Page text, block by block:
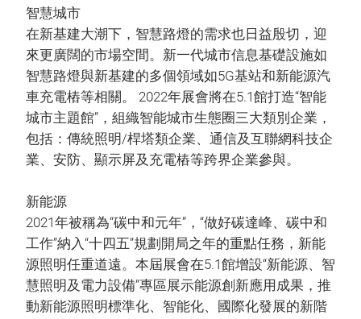
智慧城市
在新基建大潮下，智慧路燈的需求也日益殷切，迎
來更廣闊的市場空間。新一代城市信息基礎設施如
智慧路燈與新基建的多個領域如5G基站和新能源汽
車充電樁等相關。 2022年展會將在5.1館打造“智能
城市主題館”，組織智能城市生態圈三大類別企業，
包括：傳統照明/桿塔類企業、通信及互聯網科技企
業、安防、顯示屏及充電樁等跨界企業參與。
新能源
2021年被稱為“碳中和元年”，“做好碳達峰、碳中和
工作”納入“十四五”規劃開局之年的重點任務，新能
源照明任重道遠。本屆展會在5.1館增設“新能源、智
慧照明及電力設備”專區展示能源創新應用成果，推
動新能源照明標準化、智能化、國際化發展的新階